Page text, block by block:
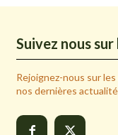
Suivez nous sur
Rejoignez-nous sur
nos dernières